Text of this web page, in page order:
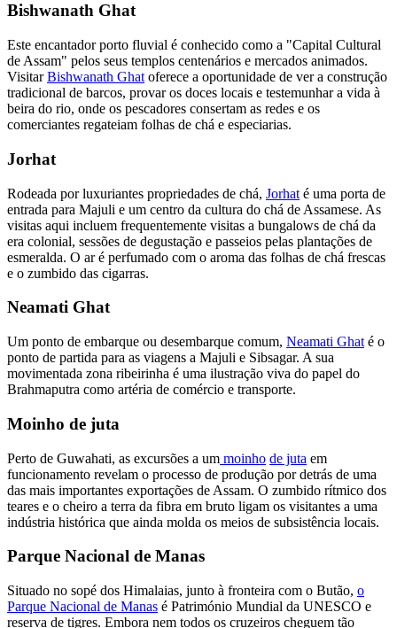
Bishwanath Ghat
Este encantador porto fluvial é conhecido como a "Capital Cultural
de Assam" pelos seus templos centenários e mercados animados.
VisitarBishwanath Ghat oferece a oportunidade de ver a construção
tradicional de barcos, provar os doces locais e testemunhar a vida à
beira do rio, onde os pescadores consertam as redes e os
comerciantes regateiam folhas de chá e especiarias.
Jorhat
Rodeada por luxuriantes propriedades de chá, Jorhat é uma porta de
entrada para Majuli e um centro da cultura do chá de Assamese. As
visitas aqui incluem frequentemente visitas a bungalows de chá da
era colonial, sessões de degustação e passeios pelas plantações de
esmeralda. O ar é perfumado com o aroma das folhas de chá frescas
e o zumbido das cigarras.
Neamati Ghat
Um ponto de embarque ou desembarque comum, Neamati Ghat é o
ponto de partida para as viagens a Majuli e Sibsagar. A sua
movimentada zona ribeirinha é uma ilustração viva do papel do
Brahmaputra como artéria de comércio e transporte.
Moinho de juta
Perto de Guwahati, as excursões a um moinho de juta em
funcionamento revelam o processo de produção por detrás de uma
das mais importantes exportações de Assam. O zumbido rítmico dos
teares e o cheiro a terra da fibra em bruto ligam os visitantes a uma
indústria histórica que ainda molda os meios de subsistência locais.
Parque Nacional de Manas
Situado no sopé dos Himalaias, junto à fronteira com o Butão, o
Parque Nacional de Manas é Património Mundial da UNESCO e
reserva de tigres. Embora nem todos os cruzeiros cheguem tão